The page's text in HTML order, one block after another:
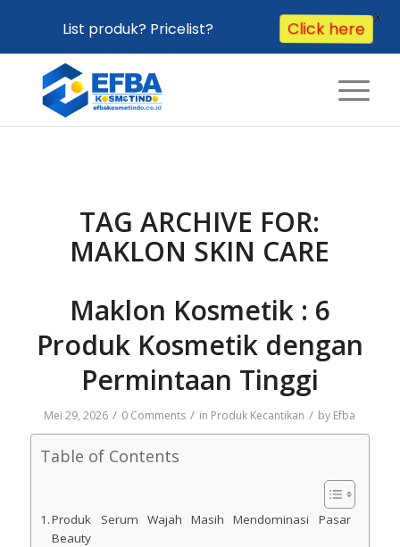
TAG ARCHIVE FOR:
MAKLON SKIN CARE
Maklon Kosmetik : 6
Produk Kosmetik dengan
Permintaan Tinggi
Mei 29, 2026 / 0 Comments / in Produk Kecantikan / by Efba
Table of Contents
Produk Serum Wajah Masih Mendominasi Pasar
Beauty
List produk? Pricelist? Click here
X